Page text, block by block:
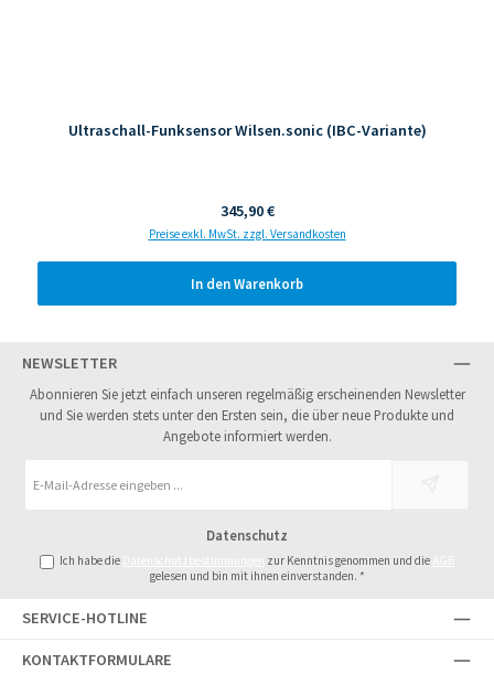
Ultraschall-Funksensor Wilsen.sonic (IBC-Variante)
Regulärer Preis:
345,90 €
Preise exkl. MwSt. zzgl. Versandkosten
In den Warenkorb
NEWSLETTER
Abonnieren Sie jetzt einfach unseren regelmäßig erscheinenden Newsletter
und Sie werden stets unter den Ersten sein, die über neue Produkte und
Angebote informiert werden.
E-
Datenschutz
Ich habe die zur Kenntnis genommen und die
gelesen und bin mit ihnen einverstanden.*
SERVICE-HOTLINE
KONTAKTFORMULARE